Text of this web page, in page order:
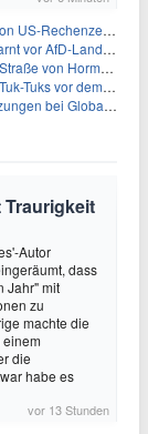
Boom
Landesregierung
Hormus fast fertig
vor dem Aus?
Globaler Gesundheit
Autor
dass
Jahr" mit
zu
machte die
die
habe es
vor 13 Stunden